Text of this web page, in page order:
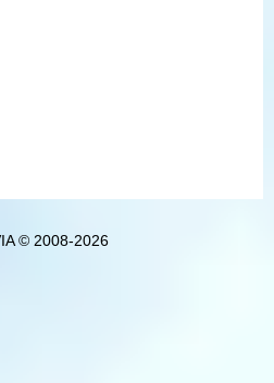
© 2008-2026